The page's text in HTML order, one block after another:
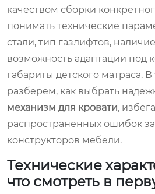
качеством сборки
понимать технические
стали, тип газлифтов,
возможность адаптации под
габариты детского матраса. В
разберем, как выбрать
механизм для кровати,
распространенных ошибок
конструкторов мебели.
Технические
что смотреть в